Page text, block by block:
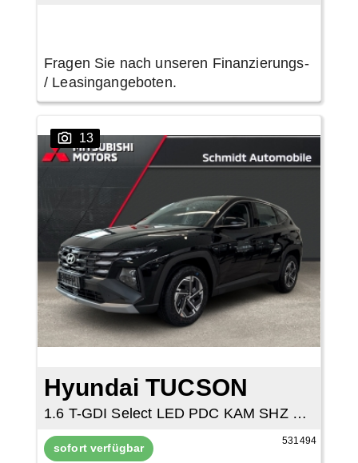
Fragen Sie nach unseren Finanzierungs-
/ Leasingangeboten.
13
Hyundai TUCSON
1.6 T-GDI Select LED PDC KAM SHZ NAVI TEMP
sofort verfügbar
531494